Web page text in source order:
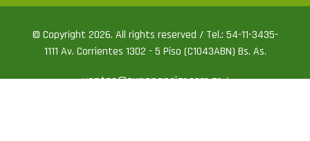
© Copyright 2026. All rights reserved / Tel.: 54-11-3435-
1111 Av. Corrientes 1302 - 5 Piso (C1043ABN) Bs. As.
ventas@exponenciar.com.ar/